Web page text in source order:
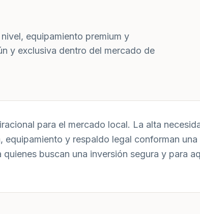
equipamiento premium y
y exclusiva dentro del mercado de
para el mercado local. La alta
y respaldo legal conforman
buscan una inversión segura y para